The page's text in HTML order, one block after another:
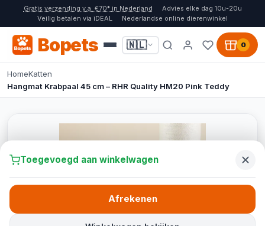
Gratis verzending v.a. €70* in Nederland
Advies elke dag 10u-20u
Veilig betalen via iDEAL
Nederlandse online dierenwinkel
Bopets 🇳🇱 0
HomeKatten
Hangmat Krabpaal 45 cm – RHR Quality HM20 Pink Teddy
Toegevoegd aan winkelwagen
Afrekenen